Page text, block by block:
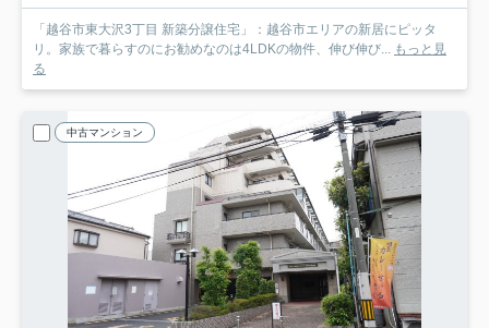
「越谷市東大沢3丁目 新築分譲住宅」：越谷市エリアの新居にピッタ
リ。家族で暮らすのにお勧めなのは4LDKの物件、伸び伸び... もっと見
る
中古マンション